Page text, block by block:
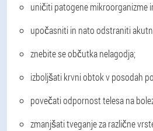
uničiti patogene mikroorganizme
upočasniti in nato odstraniti
znebite se občutka nelagodja;
izboljšati krvni obtok v posodah
povečati odpornost telesa na
zmanjšati tveganje za različne